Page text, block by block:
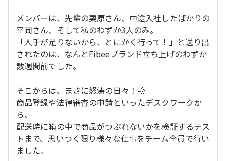
メンバーは、先輩の栗原さん、中途入社したばかりの
平岡さん、そして私のわずか3人のみ。
「人手が足りないから、とにかく行って！」と送り出
されたのは、なんとFibeeブランド立ち上げのわずか
数週間前でした。
そこからは、まさに怒涛の日々！💨
商品登録や法律審査の申請といったデスクワークか
ら、
配送時に箱の中で商品がつぶれないかを検証するテス
トまで、思いつく限り様々な仕事をチーム全員で行い
ました。